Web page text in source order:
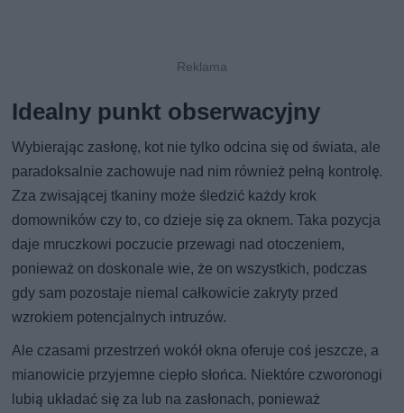
Idealny punkt obserwacyjny
Wybierając zasłonę, kot nie tylko odcina się od świata, ale
paradoksalnie zachowuje nad nim również pełną kontrolę.
Zza zwisającej tkaniny może śledzić każdy krok
domowników czy to, co dzieje się za oknem. Taka pozycja
daje mruczkowi poczucie przewagi nad otoczeniem,
ponieważ on doskonale wie, że on wszystkich, podczas
gdy sam pozostaje niemal całkowicie zakryty przed
wzrokiem potencjalnych intruzów.
Ale czasami przestrzeń wokół okna oferuje coś jeszcze, a
mianowicie przyjemne ciepło słońca. Niektóre czworonogi
lubią układać się za lub na zasłonach, ponieważ